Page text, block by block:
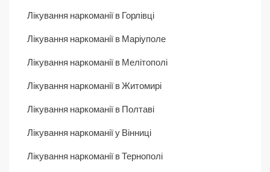
Лікування наркоманії в Горлівці
Лікування наркоманії в Маріуполе
Лікування наркоманії в Мелітополі
Лікування наркоманії в Житомирі
Лікування наркоманії в Полтаві
Лікування наркоманії у Вінниці
Лікування наркоманії в Тернополі